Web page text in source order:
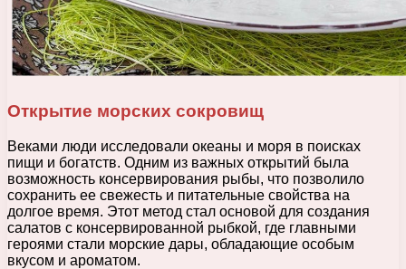
Открытие морских сокровищ
Веками люди исследовали океаны и моря в поисках
пищи и богатств. Одним из важных открытий была
возможность консервирования рыбы, что позволило
сохранить ее свежесть и питательные свойства на
долгое время. Этот метод стал основой для создания
салатов с консервированной рыбкой, где главными
героями стали морские дары, обладающие особым
вкусом и ароматом.